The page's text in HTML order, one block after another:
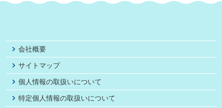
会社概要
サイトマップ
個人情報の取扱いについて
特定個人情報の取扱いについて